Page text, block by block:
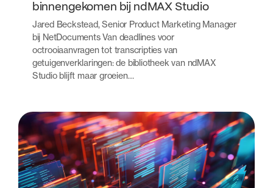
binnengekomen bij ndMAX Studio
Jared Beckstead, Senior Product Marketing Manager
bij NetDocuments Van deadlines voor
octrooiaanvragen tot transcripties van
getuigenverklaringen: de bibliotheek van ndMAX
Studio blijft maar groeien…